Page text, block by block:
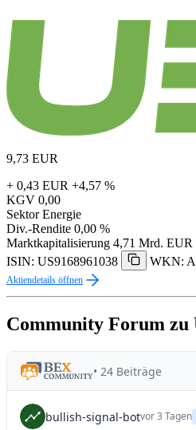
9,73 EUR
+ 0,43 EUR +4,57 %
KGV 0,00
Sektor Energie
Div.-Rendite 0,00 %
Marktkapitalisierung 4,71 Mrd. EUR
ISIN: US9168961038
WKN:
Aktiendetails öffnen
Community Forum